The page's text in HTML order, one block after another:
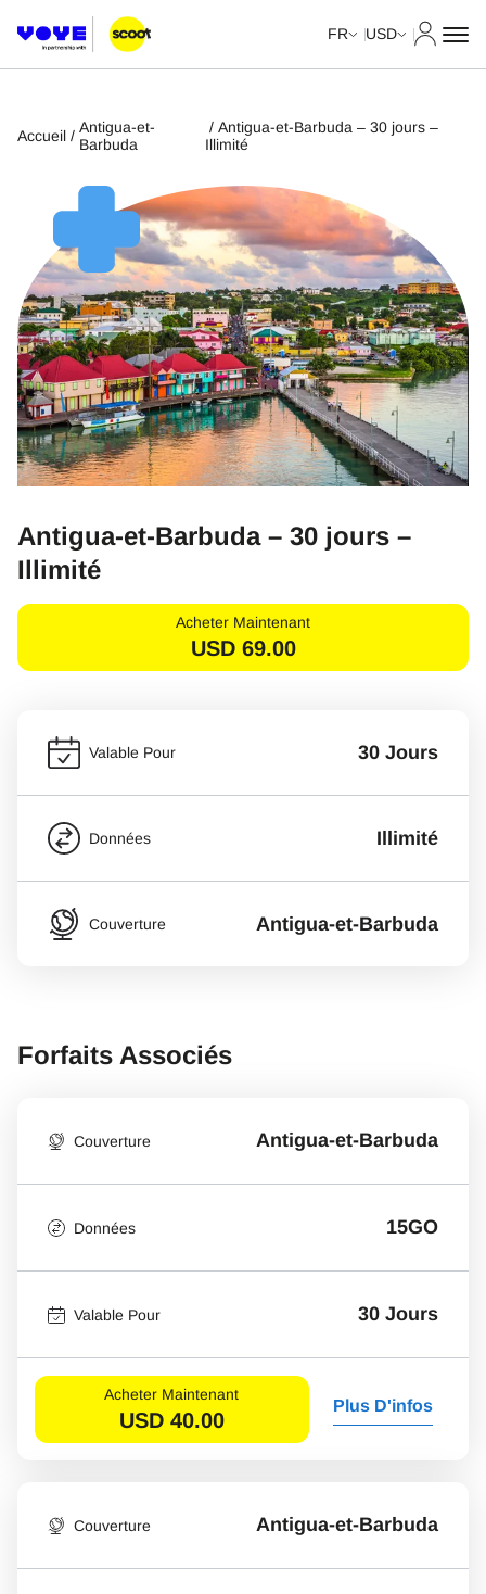
FR USD
Accueil / Antigua-et-
Barbuda
/ Antigua-et-Barbuda – 30 jours –
Illimité
Antigua-et-Barbuda – 30 jours –
Illimité
Acheter Maintenant
USD 69.00
Valable Pour 30 Jours
Données Illimité
Couverture Antigua-et-Barbuda
Forfaits Associés
Couverture Antigua-et-Barbuda
Données 15GO
Valable Pour 30 Jours
Acheter Maintenant
USD 40.00
Plus D'infos
Couverture Antigua-et-Barbuda